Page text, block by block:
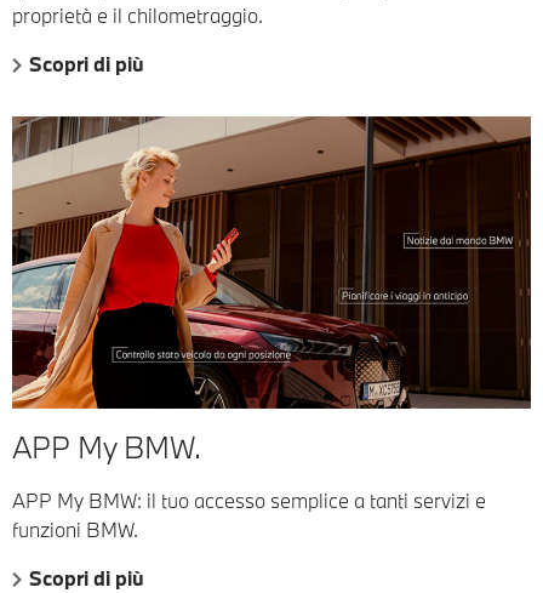
proprietà e il chilometraggio.
Scopri di più
APP My BMW.
APP My BMW: il tuo accesso semplice a tanti servizi e
funzioni BMW.
Scopri di più